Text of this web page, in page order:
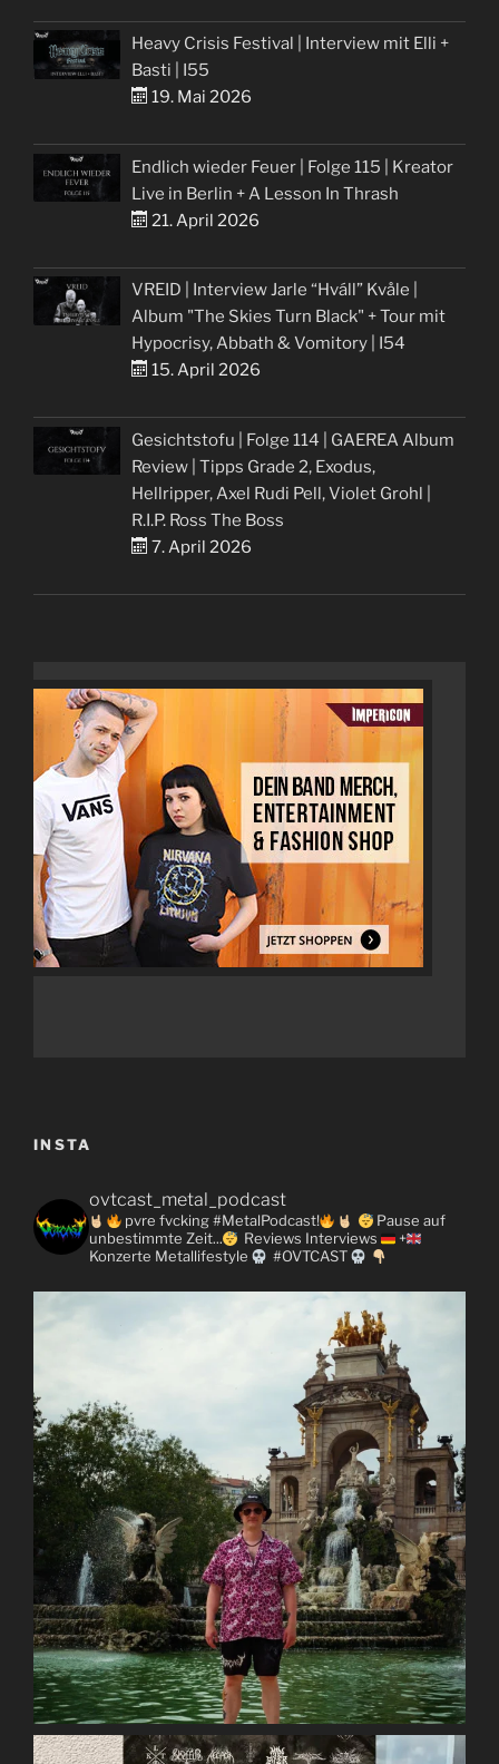
Heavy Crisis Festival | Interview mit Elli +
Basti | I55
19. Mai 2026
Endlich wieder Feuer | Folge 115 | Kreator
Live in Berlin + A Lesson In Thrash
21. April 2026
VREID | Interview Jarle “Hváll” Kvåle |
Album "The Skies Turn Black" + Tour mit
Hypocrisy, Abbath & Vomitory | I54
15. April 2026
Gesichtstofu | Folge 114 | GAEREA Album
Review | Tipps Grade 2, Exodus,
Hellripper, Axel Rudi Pell, Violet Grohl |
R.I.P. Ross The Boss
7. April 2026
INSTA
ovtcast_metal_podcast
pvre fvcking #MetalPodcast!
Pause auf
unbestimmte Zeit...
Reviews Interviews
+
Konzerte Metallifestyle #OVTCAST